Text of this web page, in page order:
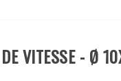
DE VITESSE - Ø